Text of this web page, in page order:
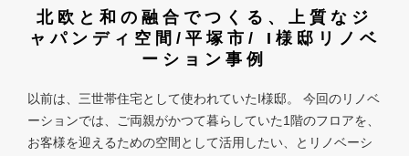
北欧と和の融合でつくる、上質なジ
ャパンディ空間/平塚市/ I様邸リノベ
ーション事例
以前は、三世帯住宅として使われていたI様邸。 今回のリノベ
ーションでは、ご両親がかつて暮らしていた1階のフロアを、
お客様を迎えるための空間として活用したい、とリノベーシ